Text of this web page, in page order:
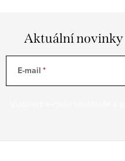
Aktuální novinky
E-mail